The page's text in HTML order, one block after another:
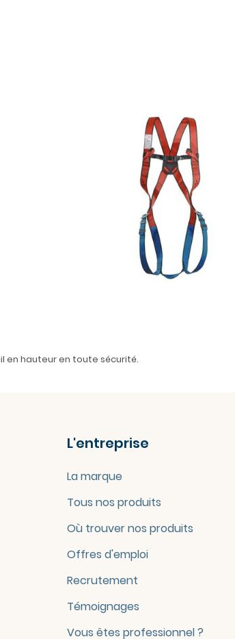
en hauteur en toute sécurité.
L'entreprise
La marque
Tous nos produits
Où trouver nos produits
Offres d'emploi
Recrutement
Témoignages
Vous êtes professionnel ?